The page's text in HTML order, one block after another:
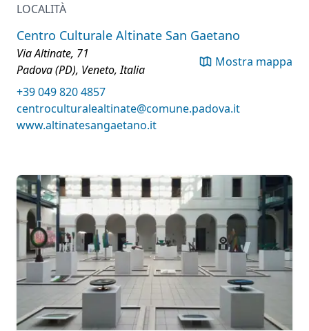
LOCALITÀ
Centro Culturale Altinate San Gaetano
Via Altinate, 71
Padova (PD), Veneto, Italia
Mostra mappa
+39 049 820 4857
centroculturalealtinate@comune.padova.it
www.altinatesangaetano.it